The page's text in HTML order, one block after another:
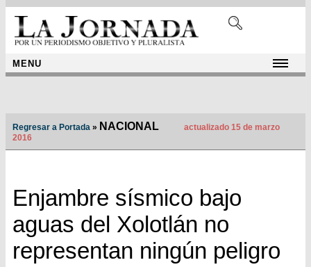
MENU
Regresar a Portada » NACIONAL
actualizado 15 de marzo
2016
Enjambre sísmico bajo
aguas del Xolotlán no
representan ningún peligro